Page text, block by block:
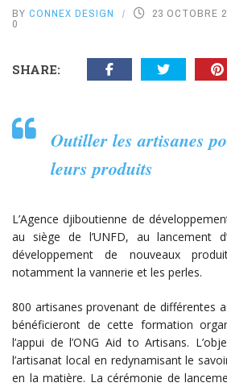
BY CONNEX DESIGN 23 OCTOBRE
0
SHARE:
Outiller les artisanes
leurs produits
L’Agence djiboutienne de
au siège de l’UNFD, au lancement
développement de nouveaux
notamment la vannerie et les perles.
800 artisanes provenant de différentes
bénéficieront de cette formation
l’appui de l’ONG Aid to Artisans.
l’artisanat local en redynamisant le
en la matière. La cérémonie de